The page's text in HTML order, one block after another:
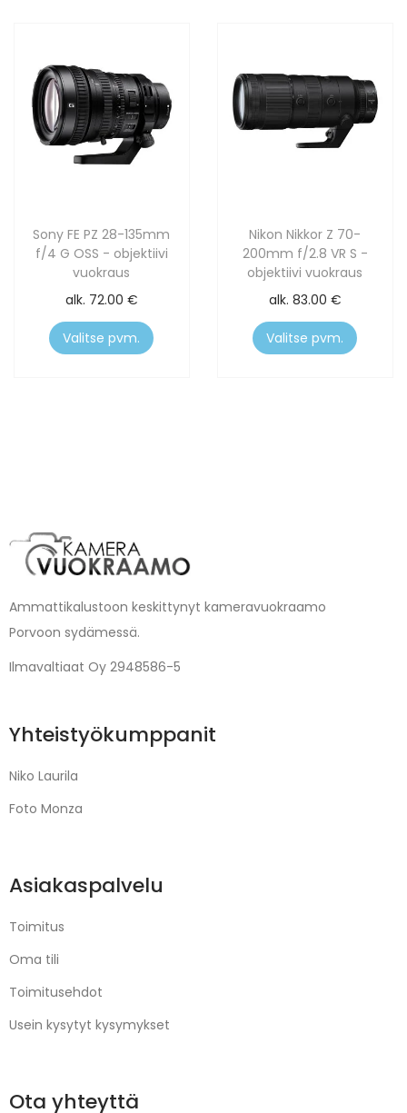
Sony FE PZ 28-135mm
f/4 G OSS - objektiivi
vuokraus
alk. 72.00 €
Valitse pvm.
Nikon Nikkor Z 70-
200mm f/2.8 VR S -
objektiivi vuokraus
alk. 83.00 €
Valitse pvm.
Ammattikalustoon keskittynyt kameravuokraamo
Porvoon sydämessä.
Ilmavaltiaat Oy 2948586-5
Yhteistyökumppanit
Niko Laurila
Foto Monza
Asiakaspalvelu
Toimitus
Oma tili
Toimitusehdot
Usein kysytyt kysymykset
Ota yhteyttä